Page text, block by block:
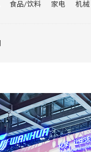
食品/饮料 家电 机械